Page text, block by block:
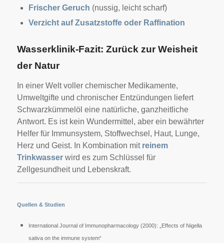
Frischer Geruch (nussig, leicht scharf)
Verzicht auf Zusatzstoffe oder Raffination
Wasserklinik-Fazit: Zurück zur Weisheit
der Natur
In einer Welt voller chemischer Medikamente,
Umweltgifte und chronischer Entzündungen liefert
Schwarzkümmelöl eine natürliche, ganzheitliche
Antwort. Es ist kein Wundermittel, aber ein bewährter
Helfer für Immunsystem, Stoffwechsel, Haut, Lunge,
Herz und Geist. In Kombination mit reinem
Trinkwasserwird es zum Schlüssel für
Zellgesundheit und Lebenskraft.
Quellen & Studien
International Journal of Immunopharmacology (2000): „Effects of Nigella
sativa on the immune system“